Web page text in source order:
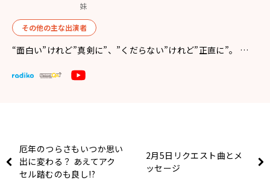
妹
その他の主な出演者
“面白い”けれど”真剣に”、”くだらない”けれど”正直に”。 …
厄年のつらさもいつか思い
出に変わる？ あえてアク
セル踏むのも良し!?
2月5日リクエスト曲とメ
ッセージ